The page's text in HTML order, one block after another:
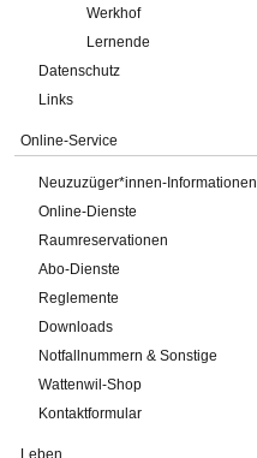
Werkhof
Lernende
Datenschutz
Links
Online-Service
Neuzuzüger*innen-Informationen
Online-Dienste
Raumreservationen
Abo-Dienste
Reglemente
Downloads
Notfallnummern & Sonstige
Wattenwil-Shop
Kontaktformular
Leben